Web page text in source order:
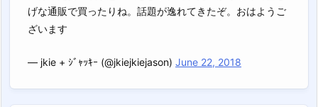
げな通販で買ったりね。話題が逸れてきたぞ。おはようご
ざいます
— jkie + ｼﾞｬｯｷｰ (@jkiejkiejason) June 22, 2018